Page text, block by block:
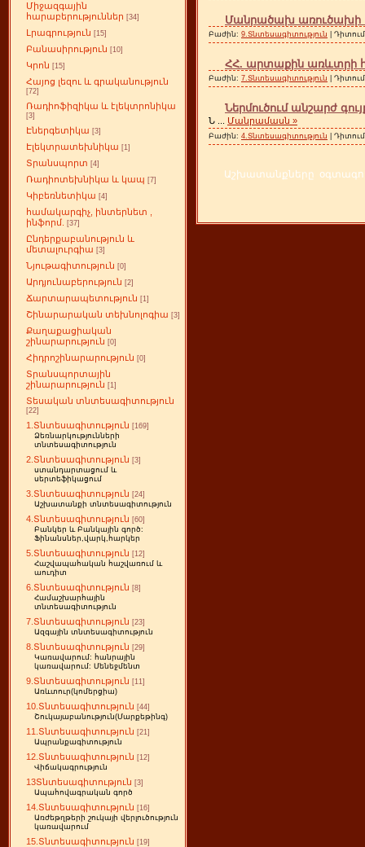
Միջազգային
հարաբերություններ [34]
Լրագրություն [15]
Բանասիրություն [10]
Կրոն [15]
Հայոց լեզու և գրականություն
[72]
Ռադիոֆիզիկա և էլեկտրոնիկա
[3]
Էներգետիկա [3]
Էլեկտրատեխնիկա [1]
Տրանսպորտ [4]
Ռադիոտեխնիկա և կապ [7]
Կիբեռնետիկա [4]
համակարգիչ, ինտերնետ ,
ինֆորմ.
[37]
Ընդերքաբանություն և
մետալուրգիա [3]
Նյութագիտություն [0]
Արդյունաբերություն [2]
Ճարտարապետություն [1]
Շինարարական տեխնոլոգիա [3]
Քաղաքացիական
շինարարություն [0]
Հիդրոշինարարություն [0]
Տրանսպորտային
շինարարություն [1]
Տեսական տնտեսագիտություն
[22]
1.Տնտեսագիտություն [169]
Ձեռնարկությունների
տնտեսագիտություն
2.Տնտեսագիտություն [3]
ստանդարտացում և
սերտեֆիկացում
3.Տնտեսագիտություն [24]
Աշխատանքի տնտեսագիտություն
4.Տնտեսագիտություն [60]
Բանկեր և Բանկային գործ:
Ֆինանսներ,վարկ,հարկեր
5.Տնտեսագիտություն [12]
Հաշվապահական հաշվառում և
աուդիտ
6.Տնտեսագիտություն [8]
Համաշխարհային
տնտեսագիտություն
7.Տնտեսագիտություն [23]
Ազգային տնտեսագիտություն
8.Տնտեսագիտություն [29]
Կառավարում: հանրային
կառավարում: Մենեջմենտ
9.Տնտեսագիտություն [11]
Առևտուր(կոմերցիա)
10.Տնտեսագիտություն [44]
Շուկայաբանություն(Մարքեթինգ)
11.Տնտեսագիտություն [21]
Ապրանքագիտություն
12.Տնտեսագիտություն [12]
Վիճակագրություն
13Տնտեսագիտություն [3]
Ապահովագրական գործ
14.Տնտեսագիտություն [16]
Առժեթղթերի շուկայի վերլուծություն
կառավարում
15.Տնտեսագիտություն [19]
Մանրածախ առուծախի
Բաժին: 9.Տնտեսագիտություն |
ՀՀ. արտաքին առևտրի
Բաժին: 7.Տնտեսագիտություն |
Ներմուծում անշարժ
Ն Մանրամասն »
Բաժին: 4.Տնտեսագիտություն |
Աշխատանքները